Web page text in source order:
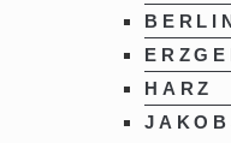
HARZ